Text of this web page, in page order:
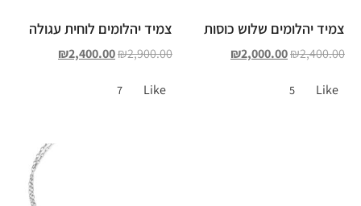
צמיד יהלומים שלוש כוסות
₪2,400.00
₪2,000.00
Like
5
צמיד יהלומים לוחית עגולה
₪2,900.00
₪2,400.00
Like
7